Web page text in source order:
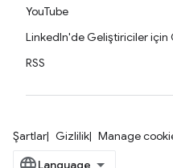
YouTube
LinkedIn'de Geliştiriciler için
RSS
Şartlar Gizlilik Manage